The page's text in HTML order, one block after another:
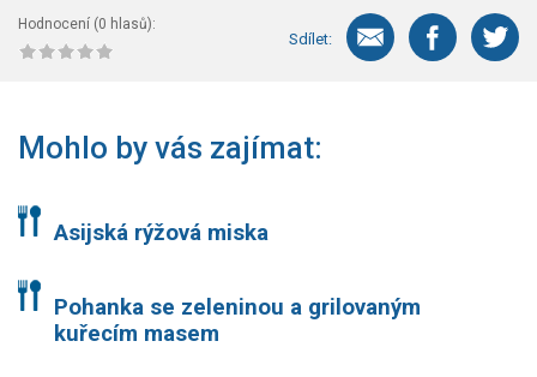
Hodnocení (0 hlasů):
Sdílet:
Mohlo by vás zajímat:
Asijská rýžová miska
Pohanka se zeleninou a grilovaným
kuřecím masem